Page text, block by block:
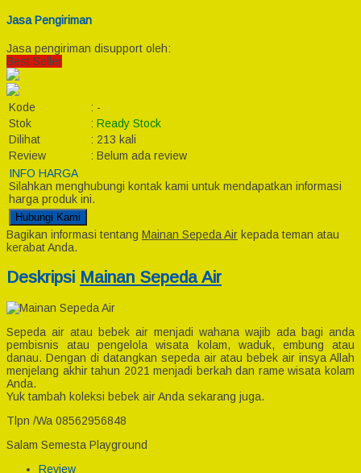
Jasa Pengiriman
Jasa pengiriman disupport oleh:
Best Seller
Kode : -
Stok
: Ready Stock
Dilihat
: 213 kali
Review
: Belum ada review
INFO HARGA
Silahkan menghubungi kontak kami untuk mendapatkan informasi
harga produk ini.
Hubungi Kami
Bagikan informasi tentang Mainan Sepeda Air kepada teman atau
kerabat Anda.
Deskripsi Mainan Sepeda Air
Sepeda air atau bebek air menjadi wahana wajib ada bagi anda
pembisnis atau pengelola wisata kolam, waduk, embung atau
danau. Dengan di datangkan sepeda air atau bebek air insya Allah
menjelang akhir tahun 2021 menjadi berkah dan rame wisata kolam
Anda.
Yuk tambah koleksi bebek air Anda sekarang juga.
Tlpn /Wa 08562956848
Salam Semesta Playground
Review